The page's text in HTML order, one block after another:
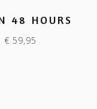
48 HOURS
59,95